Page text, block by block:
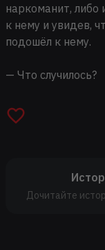
наркоманит, либо
к нему и увидев,
подошёл к нему.
— Что случилось?
Дочитайте